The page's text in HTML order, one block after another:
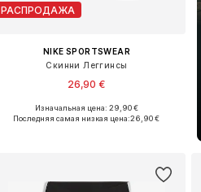
РАСПРОДАЖА
NIKE SPORTSWEAR
Скинни Леггинсы
26,90 €
Доступные размеры: XS, S, M, L, XL
Изначальная цена: 29,90 €
Последняя самая низкая цена:26,90 €